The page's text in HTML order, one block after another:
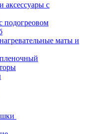
аксессуары с
подогреовом
маты и